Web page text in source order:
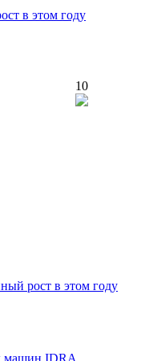
в этом году
10
рост в этом году